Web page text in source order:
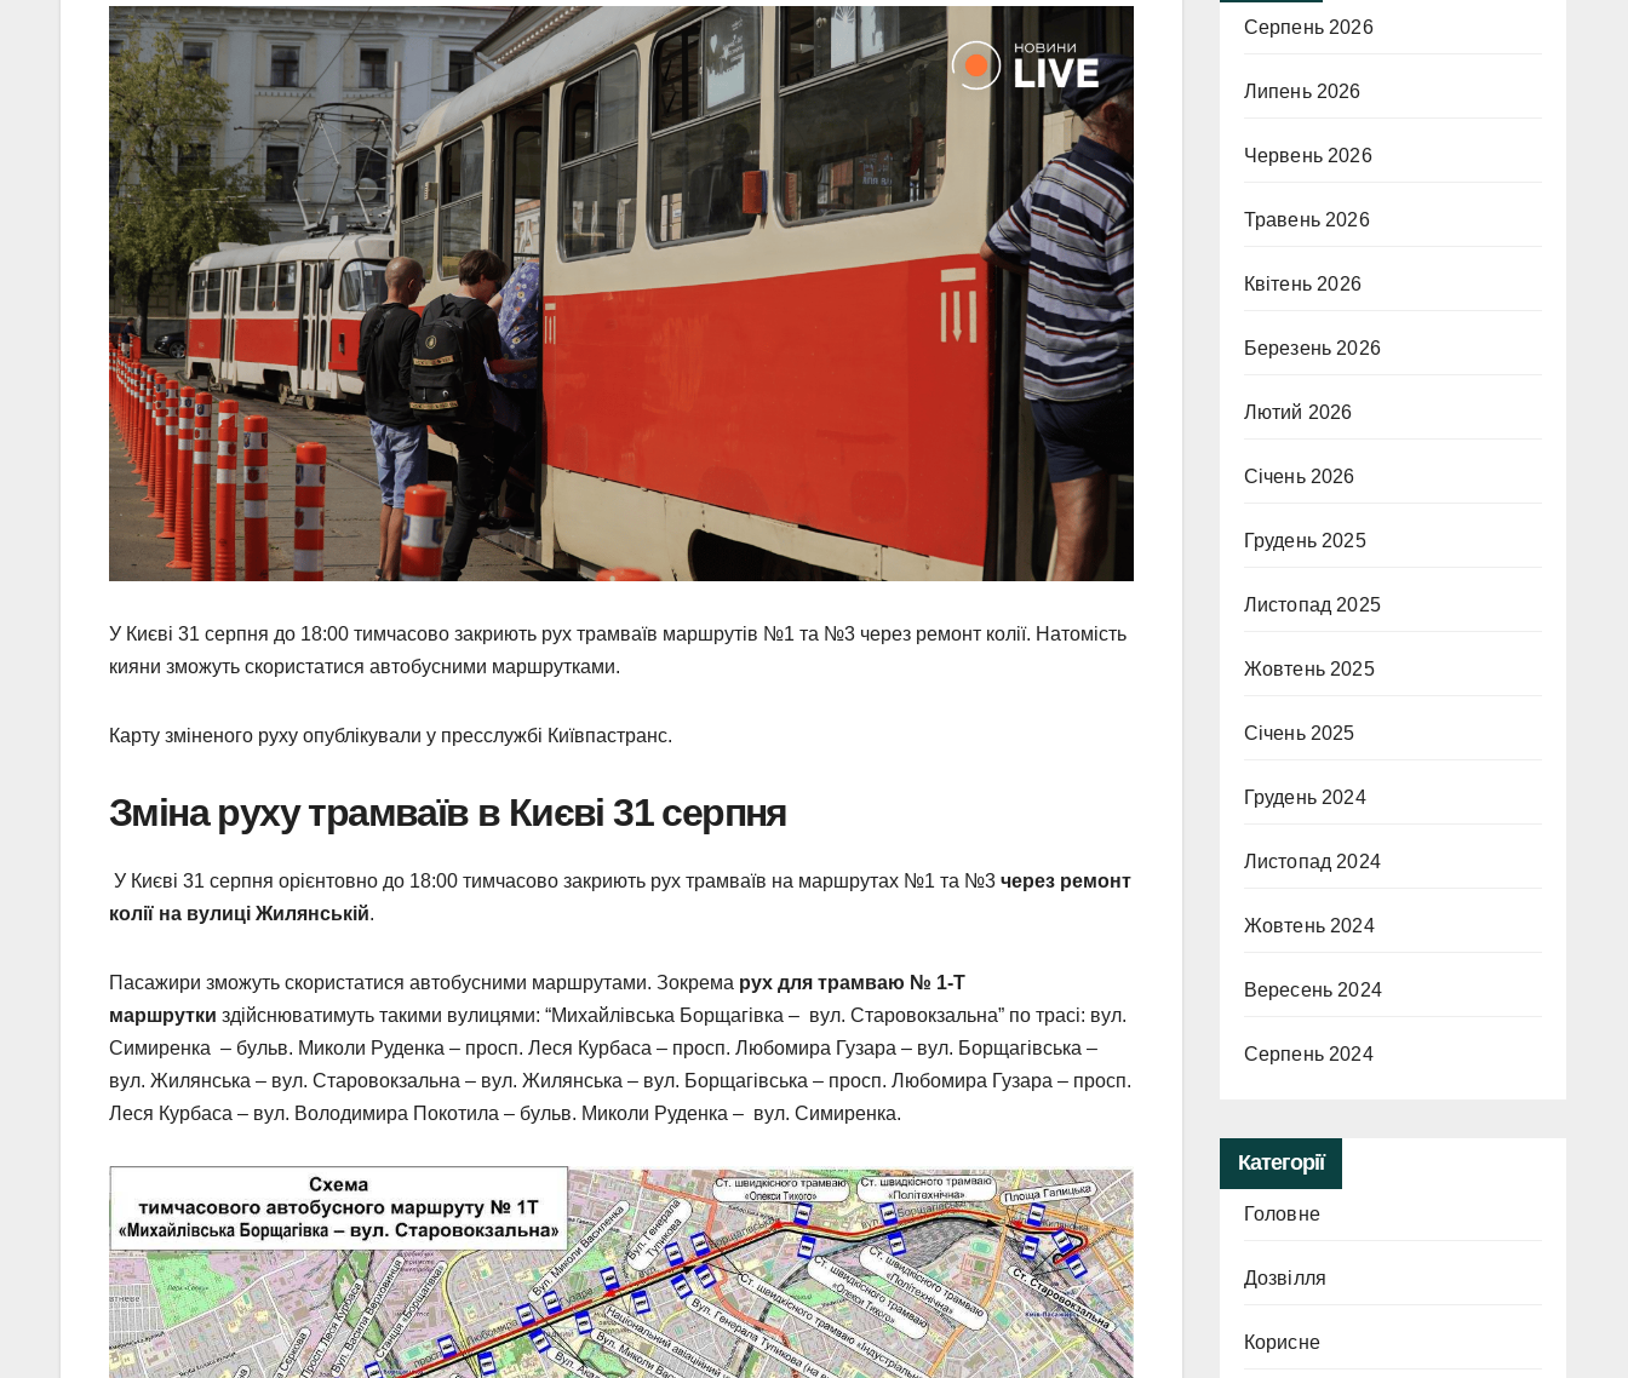
У Києві 31 серпня до 18:00 тимчасово закриють рух трамваїв маршрутів №1 та №3 через ремонт колії. Натомість
кияни зможуть скористатися автобусними маршрутками.
Карту зміненого руху опублікували у пресслужбі Київпастранс.
Зміна руху трамваїв в Києві 31 серпня
У Києві 31 серпня орієнтовно до 18:00 тимчасово закриють рух трамваїв на маршрутах №1 та №3 через ремонт
колії на вулиці Жилянській.
Пасажири зможуть скористатися автобусними маршрутами. Зокрема рух для трамваю № 1-Т
маршрутки здійснюватимуть такими вулицями: “Михайлівська Борщагівка – вул. Старовокзальна” по трасі: вул.
Симиренка – бульв. Миколи Руденка – просп. Леся Курбаса – просп. Любомира Гузара – вул. Борщагівська –
вул. Жилянська – вул. Старовокзальна – вул. Жилянська – вул. Борщагівська – просп. Любомира Гузара – просп.
Леся Курбаса – вул. Володимира Покотила – бульв. Миколи Руденка – вул. Симиренка.
Серпень 2026
Липень 2026
Червень 2026
Травень 2026
Квітень 2026
Березень 2026
Лютий 2026
Січень 2026
Грудень 2025
Листопад 2025
Жовтень 2025
Січень 2025
Грудень 2024
Листопад 2024
Жовтень 2024
Вересень 2024
Серпень 2024
Категорії
Головне
Дозвілля
Корисне